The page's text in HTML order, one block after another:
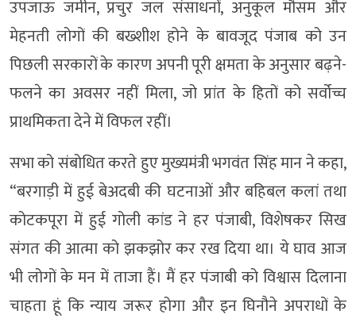
उपजाऊ जमीन, प्रचुर जल संसाधनों, अनुकूल मौसम और
मेहनती लोगों की बख्शीश होने के बावजूद पंजाब को उन
पिछली सरकारों के कारण अपनी पूरी क्षमता के अनुसार बढ़ने-
फलने का अवसर नहीं मिला, जो प्रांत के हितों को सर्वोच्च
प्राथमिकता देने में विफल रहीं।
सभा को संबोधित करते हुए मुख्यमंत्री भगवंत सिंह मान ने कहा,
“बरगाड़ी में हुई बेअदबी की घटनाओं और बहिबल कलां तथा
कोटकपूरा में हुई गोली कांड ने हर पंजाबी, विशेषकर सिख
संगत की आत्मा को झकझोर कर रख दिया था। ये घाव आज
भी लोगों के मन में ताजा हैं। मैं हर पंजाबी को विश्वास दिलाना
चाहता हूं कि न्याय जरूर होगा और इन घिनौने अपराधों के